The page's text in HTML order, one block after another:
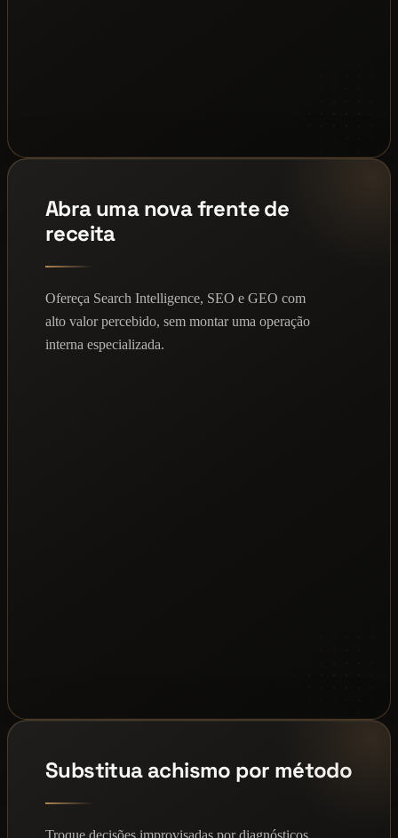
Abra uma nova frente de
receita
Ofereça Search Intelligence, SEO e GEO com
alto valor percebido, sem montar uma operação
interna especializada.
Substitua achismo por método
Troque decisões improvisadas por diagnósticos,